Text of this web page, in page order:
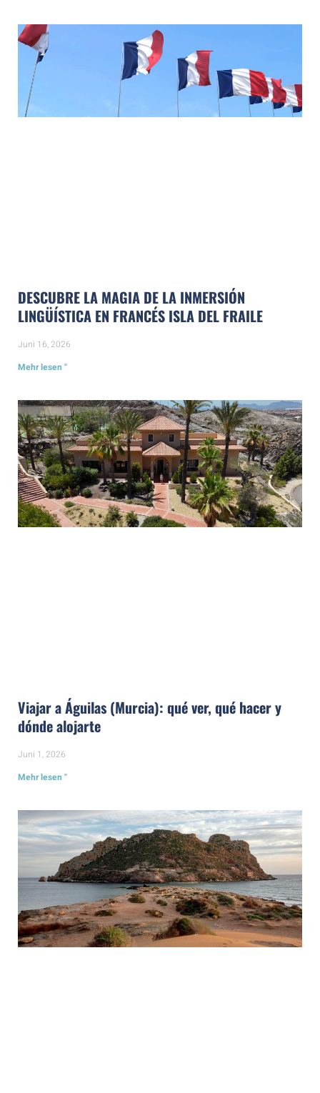
DESCUBRE LA MAGIA DE LA INMERSIÓN
LINGÜÍSTICA EN FRANCÉS ISLA DEL FRAILE
Juni 16, 2026
Mehr lesen "
Viajar a Águilas (Murcia): qué ver, qué hacer y
dónde alojarte
Juni 1, 2026
Mehr lesen "